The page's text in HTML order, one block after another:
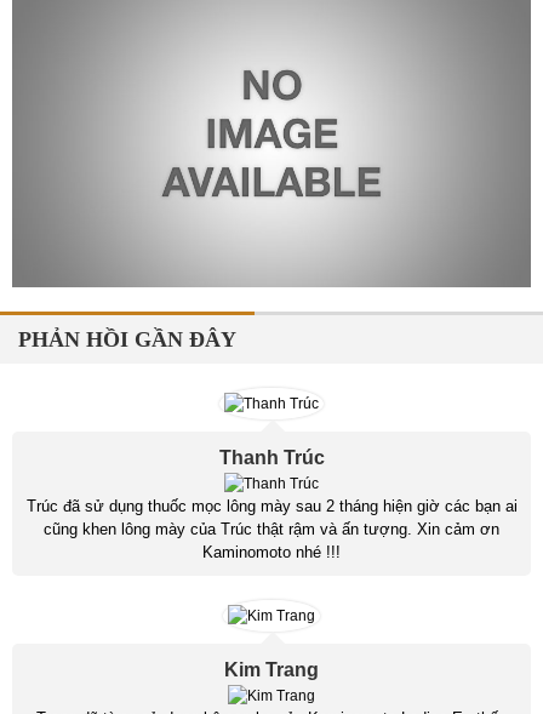
PHẢN HỒI GẦN ĐÂY
Thanh Trúc
Trúc đã sử dụng thuốc mọc lông mày sau 2 tháng hiện giờ các bạn ai
cũng khen lông mày của Trúc thật rậm và ấn tượng. Xin cảm ơn
Kaminomoto nhé !!!
Kim Trang